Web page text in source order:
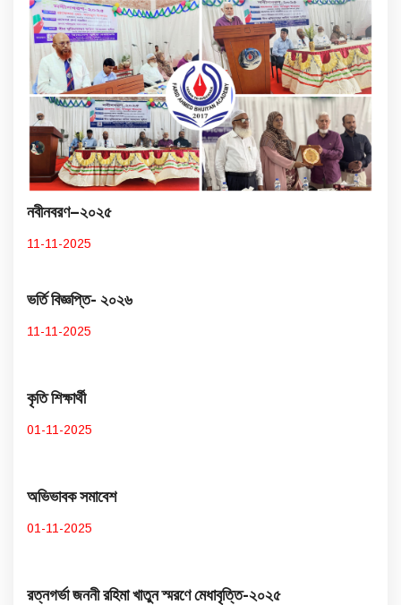
নবীনবরণ–২০২৫
11-11-2025
ভর্তি বিজ্ঞপ্তি- ২০২৬
11-11-2025
কৃতি শিক্ষার্থী
01-11-2025
অভিভাবক সমাবেশ
01-11-2025
রত্নগর্ভা জননী রহিমা খাতুন স্মরণে মেধাবৃত্তি-২০২৫